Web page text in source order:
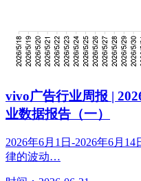
vivo广告行业周报 |
业数据报告（一）
2026年6月1日-2026年6月
律的波动…